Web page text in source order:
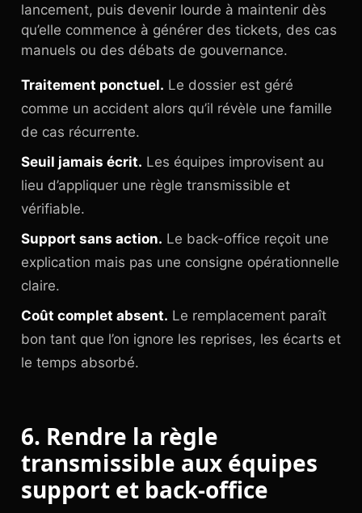
lancement, puis devenir lourde à maintenir dès
qu’elle commence à générer des tickets, des cas
manuels ou des débats de gouvernance.
Traitement ponctuel. Le dossier est géré
comme un accident alors qu’il révèle une famille
de cas récurrente.
Seuil jamais écrit. Les équipes improvisent au
lieu d’appliquer une règle transmissible et
vérifiable.
Support sans action. Le back-office reçoit une
explication mais pas une consigne opérationnelle
claire.
Coût complet absent. Le remplacement paraît
bon tant que l’on ignore les reprises, les écarts et
le temps absorbé.
6. Rendre la règle
transmissible aux équipes
support et back-office